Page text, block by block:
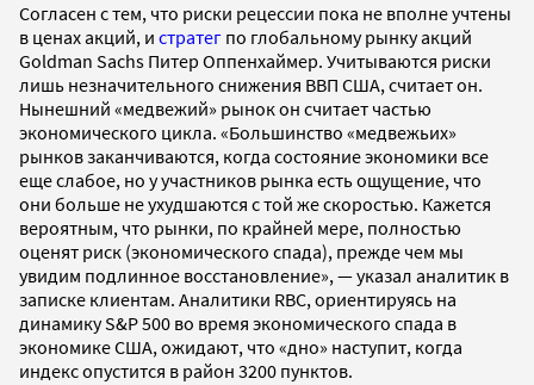
Согласен с тем, что риски рецессии пока не вполне учтены
в ценах акций, и стратег по глобальному рынку акций
Goldman Sachs Питер Оппенхаймер. Учитываются риски
лишь незначительного снижения ВВП США, считает он.
Нынешний «медвежий» рынок он считает частью
экономического цикла. «Большинство «медвежьих»
рынков заканчиваются, когда состояние экономики все
еще слабое, но у участников рынка есть ощущение, что
они больше не ухудшаются с той же скоростью. Кажется
вероятным, что рынки, по крайней мере, полностью
оценят риск (экономического спада), прежде чем мы
увидим подлинное восстановление», — указал аналитик в
записке клиентам. Аналитики RBC, ориентируясь на
динамику S&P 500 во время экономического спада в
экономике США, ожидают, что «дно» наступит, когда
индекс опустится в район 3200 пунктов.